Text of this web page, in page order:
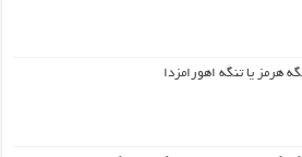
هرمز یا تنگه اهورامزدا